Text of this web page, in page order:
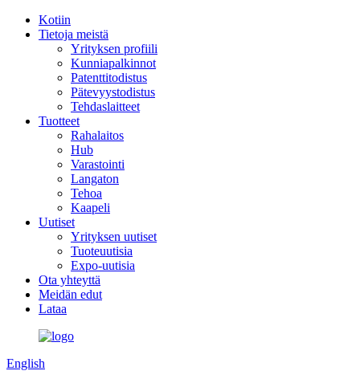
Kotiin
Tietoja meistä
Yrityksen profiili
Kunniapalkinnot
Patenttitodistus
Pätevyystodistus
Tehdaslaitteet
Tuotteet
Rahalaitos
Hub
Varastointi
Langaton
Tehoa
Kaapeli
Uutiset
Yrityksen uutiset
Tuoteuutisia
Expo-uutisia
Ota yhteyttä
Meidän edut
Lataa
English